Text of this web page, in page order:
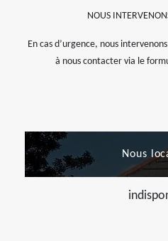
NOUS
En cas d’urgence, nous
à nous contacter via le
Nous